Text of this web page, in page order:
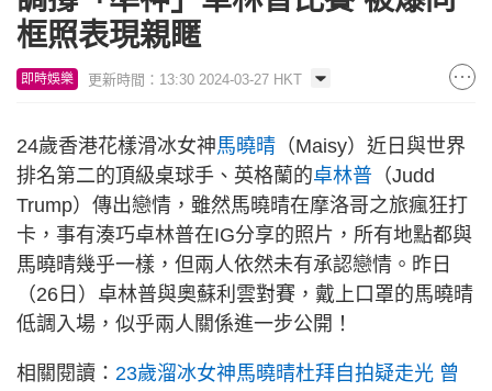
框照表現親䁥
即時娛樂 更新時間：13:30 2024-03-27 HKT
24歲香港花樣滑冰女神馬曉晴 （Maisy）近日與世界
排名第二的頂級桌球手、英格蘭的卓林普 （Judd
Trump）傳出戀情，雖然馬曉晴在摩洛哥之旅瘋狂打
卡，事有湊巧卓林普在IG分享的照片，所有地點都與
馬曉晴幾乎一樣，但兩人依然未有承認戀情。昨日
（26日）卓林普與奧蘇利雲對賽，戴上口罩的馬曉晴
低調入場，似乎兩人關係進一步公開！
相關閱讀： 23歲溜冰女神馬曉晴杜拜自拍疑走光 曾